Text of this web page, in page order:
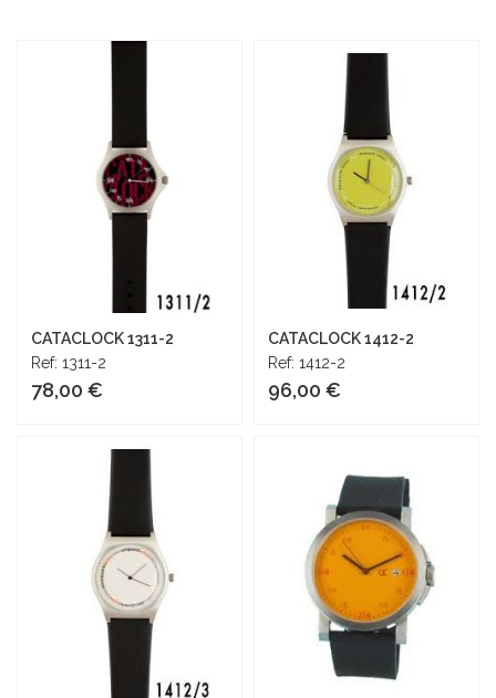
CATACLOCK 1311-2
Ref: 1311-2
78,00 €
Añadir al carrito
CATACLOCK 1412-2
Ref: 1412-2
96,00 €
Añadir al carrito